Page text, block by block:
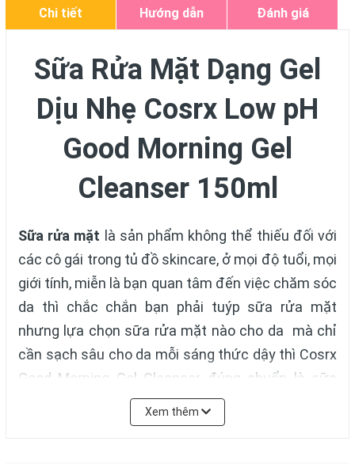
Chi tiết Hướng dẫn Đánh giá
Sữa Rửa Mặt Dạng Gel
Dịu Nhẹ Cosrx Low pH
Good Morning Gel
Cleanser 150ml
Sữa rửa mặt là sản phẩm không thể thiếu đối với
các cô gái trong tủ đồ skincare, ở mọi độ tuổi, mọi
giới tính, miễn là bạn quan tâm đến việc chăm sóc
da thì chắc chắn bạn phải tuýp sữa rửa mặt
nhưng lựa chọn sữa rửa mặt nào cho da mà chỉ
cần sạch sâu cho da mỗi sáng thức dậy thì Cosrx
Good Morning Gel Cleanser đúng chuẩn là sữa
rửa mặt chân lý của các cô gái với lời "Chào buổi
sáng" yên tâm là mỗi sáng thức giấc hãy để
Xem thêm